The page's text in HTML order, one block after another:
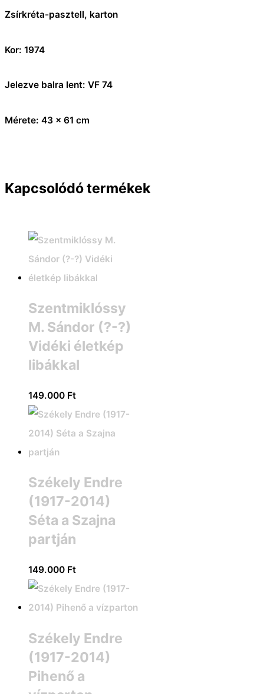
Zsírkréta-pasztell, karton
Kor: 1974
Jelezve balra lent: VF 74
Mérete: 43 x 61 cm
Kapcsolódó termékek
Szentmiklóssy
M. Sándor (?-?)
Vidéki életkép
libákkal
149.000 Ft
Székely Endre
(1917-2014)
Séta a Szajna
partján
149.000 Ft
Székely Endre
(1917-2014)
Pihenő a